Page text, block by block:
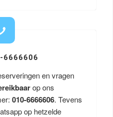
6666606
en vragen
op ons
010-6666606. Tevens
op hetzelde